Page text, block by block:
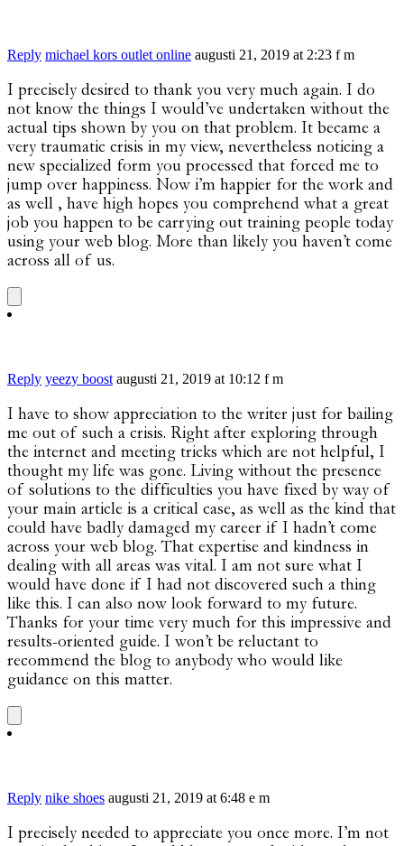
Reply michael kors outlet online augusti 21, 2019 at 2:23 f m
I precisely desired to thank you very much again. I do
not know the things I would’ve undertaken without the
actual tips shown by you on that problem. It became a
very traumatic crisis in my view, nevertheless noticing a
new specialized form you processed that forced me to
jump over happiness. Now i’m happier for the work and
as well , have high hopes you comprehend what a great
job you happen to be carrying out training people today
using your web blog. More than likely you haven’t come
across all of us.
Reply yeezy boost augusti 21, 2019 at 10:12 f m
I have to show appreciation to the writer just for bailing
me out of such a crisis. Right after exploring through
the internet and meeting tricks which are not helpful, I
thought my life was gone. Living without the presence
of solutions to the difficulties you have fixed by way of
your main article is a critical case, as well as the kind that
could have badly damaged my career if I hadn’t come
across your web blog. That expertise and kindness in
dealing with all areas was vital. I am not sure what I
would have done if I had not discovered such a thing
like this. I can also now look forward to my future.
Thanks for your time very much for this impressive and
results-oriented guide. I won’t be reluctant to
recommend the blog to anybody who would like
guidance on this matter.
Reply nike shoes augusti 21, 2019 at 6:48 e m
I precisely needed to appreciate you once more. I’m not